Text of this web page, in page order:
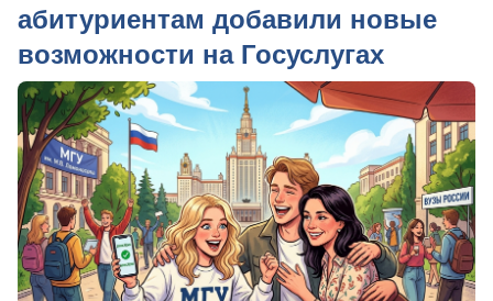
абитуриентам добавили новые
возможности на Госуслугах